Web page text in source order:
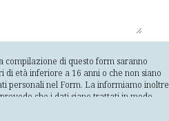
compilazione di questo form saranno
di età inferiore a 16 anni o che non siano
personali nel Form. La informiamo inoltre
che i dati siano trattati in modo
trattati in modo che non sia